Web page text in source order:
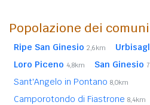
Popolazione dei
Ripe San Ginesio 2,6km
Loro Piceno 4,8km San Ginesio
Sant'Angelo in Pontano 8,0km
Camporotondo di Fiastrone 8,4km